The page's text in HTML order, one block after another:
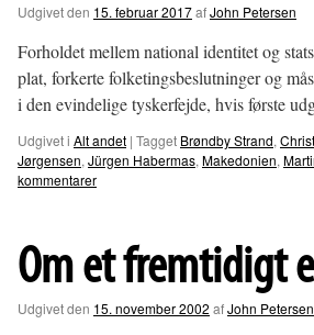
Udgivet den 15. februar 2017afJohn Petersen
Forholdet mellem national identitet og
plat, forkerte folketingsbeslutninger og
i den evindelige tyskerfejde, hvis første
Udgivet i Alt andet | Tagget Brøndby Strand,
Jørgensen, Jürgen Habermas, Makedonien,
kommentarer
Om et fremtidigt
Udgivet den 15. november 2002 afJohn Petersen